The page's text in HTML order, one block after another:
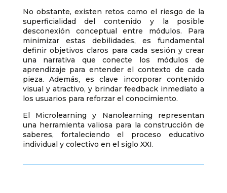
No obstante, existen retos como el riesgo de la
superficialidad del contenido y la posible
desconexión conceptual entre módulos. Para
minimizar estas debilidades, es fundamental
definir objetivos claros para cada sesión y crear
una narrativa que conecte los módulos de
aprendizaje para entender el contexto de cada
pieza. Además, es clave incorporar contenido
visual y atractivo, y brindar feedback inmediato a
los usuarios para reforzar el conocimiento.
El Microlearning y Nanolearning representan
una herramienta valiosa para la construcción de
saberes, fortaleciendo el proceso educativo
individual y colectivo en el siglo XXI.